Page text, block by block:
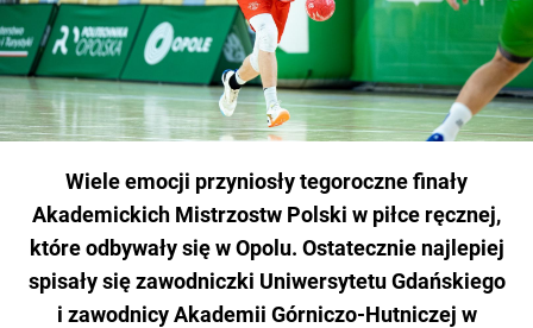
Wiele emocji przyniosły tegoroczne finały
Akademickich Mistrzostw Polski w piłce ręcznej,
które odbywały się w Opolu. Ostatecznie najlepiej
spisały się zawodniczki Uniwersytetu Gdańskiego
i zawodnicy Akademii Górniczo-Hutniczej w